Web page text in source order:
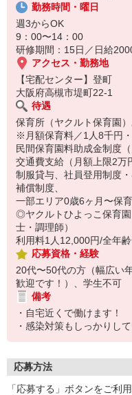
☆ココがPoint☆
・職場の近くに保育所（保
り迎えの時間の心配がいりま
・保育料補助制度がありま
・家事・夕食の支度なども
勤務時間・曜日
週3からOK
9：00〜14：00
研修期間：15日／日給
アクセス・勤務地
【宅配センター】登町
大阪府高槻市堤町22-1
待遇
保育所（ヤクルト保育園
※月額保育料／1人8千円
民間保育園料助成金制度
交通費支給（月額上限2万
制服貸与、社員登用制度
補償制度、
一部エリア0歳6ヶ月〜保
◎ヤクルトひよっこ保育
士・調理師）
利用料1人12,000円/全年
応募資格・経験
20代〜50代の方（幅広い
歓迎です！）、学生不可
備考
・自宅近くで働けます！
・感染対策もしっかりし
応募方法
「応募する」ボタンをご利